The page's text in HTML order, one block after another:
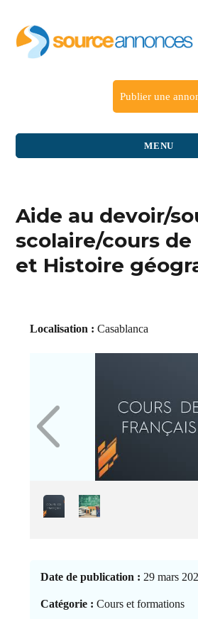
Publier une
MENU
Aide au devoir/
scolaire/cours de
et Histoire
Localisation : Casablanca
Date de publication : 29 mars
Catégorie : Cours et formations